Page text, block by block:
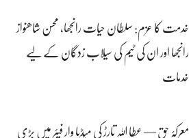
خدمت کا عزم: سلطان حیات رانجھا، محسن شاھنواز
رانجھا اور ان کی ٹیم کی سیلاب زدگان کے لیے
خدمات
معرکۂ حق — عطا اللہ تارڑ کی میڈیا وار فیئر میں بڑی